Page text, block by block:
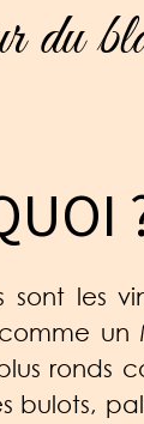
sont
un